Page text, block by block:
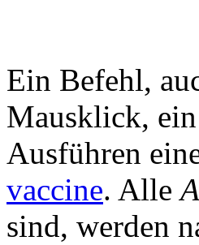
Ein Befehl,
Mausklick, ein
Ausführen
vaccine. Alle
sind, werden